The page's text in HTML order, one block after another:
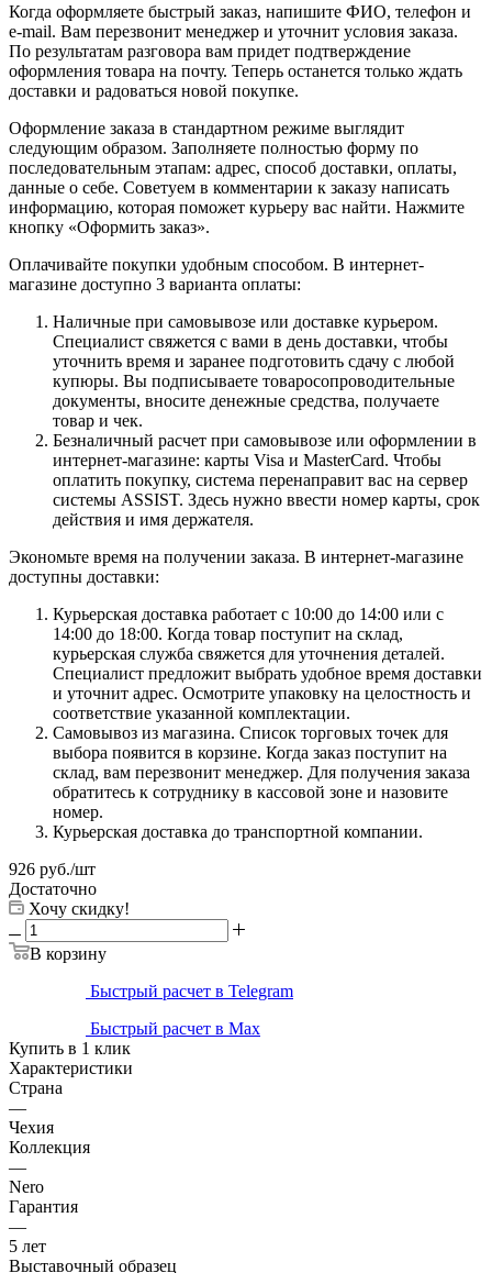
Когда оформляете быстрый заказ, напишите ФИО, телефон и
e-mail. Вам перезвонит менеджер и уточнит условия заказа.
По результатам разговора вам придет подтверждение
оформления товара на почту. Теперь останется только ждать
доставки и радоваться новой покупке.
Оформление заказа в стандартном режиме выглядит
следующим образом. Заполняете полностью форму по
последовательным этапам: адрес, способ доставки, оплаты,
данные о себе. Советуем в комментарии к заказу написать
информацию, которая поможет курьеру вас найти. Нажмите
кнопку «Оформить заказ».
Оплачивайте покупки удобным способом. В интернет-
магазине доступно 3 варианта оплаты:
Наличные при самовывозе или доставке курьером.
Специалист свяжется с вами в день доставки, чтобы
уточнить время и заранее подготовить сдачу с любой
купюры. Вы подписываете товаросопроводительные
документы, вносите денежные средства, получаете
товар и чек.
Безналичный расчет при самовывозе или оформлении в
интернет-магазине: карты Visa и MasterCard. Чтобы
оплатить покупку, система перенаправит вас на сервер
системы ASSIST. Здесь нужно ввести номер карты, срок
действия и имя держателя.
Экономьте время на получении заказа. В интернет-магазине
доступны доставки:
Курьерская доставка работает с 10:00 до 14:00 или с
14:00 до 18:00. Когда товар поступит на склад,
курьерская служба свяжется для уточнения деталей.
Специалист предложит выбрать удобное время доставки
и уточнит адрес. Осмотрите упаковку на целостность и
соответствие указанной комплектации.
Самовывоз из магазина. Список торговых точек для
выбора появится в корзине. Когда заказ поступит на
склад, вам перезвонит менеджер. Для получения заказа
обратитесь к сотруднику в кассовой зоне и назовите
номер.
Курьерская доставка до транспортной компании.
926 руб./шт
Достаточно
Хочу скидку!
В корзину
Быстрый расчет в Telegram
Быстрый расчет в Max
Купить в 1 клик
Характеристики
Страна
—
Чехия
Коллекция
—
Nero
Гарантия
—
5 лет
Выставочный образец